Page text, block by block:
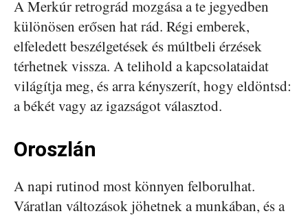
A Merkúr retrográd mozgása a te jegyedben
különösen erősen hat rád. Régi emberek,
elfeledett beszélgetések és múltbeli érzések
térhetnek vissza. A telihold a kapcsolataidat
világítja meg, és arra kényszerít, hogy eldöntsd:
a békét vagy az igazságot választod.
Oroszlán
A napi rutinod most könnyen felborulhat.
Váratlan változások jöhetnek a munkában, és a